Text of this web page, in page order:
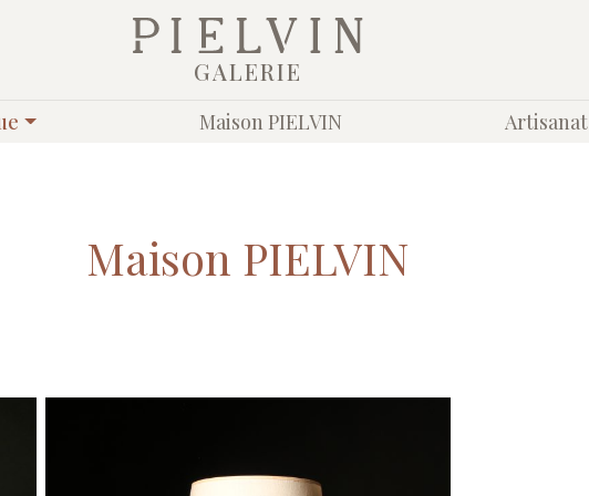
GALERIE
Maison PIELVIN Artisanat
Maison PIELVIN